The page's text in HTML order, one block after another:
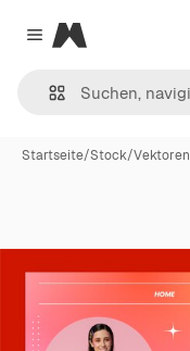
Close menu
Magnific
Startseite/Stock/Vektoren